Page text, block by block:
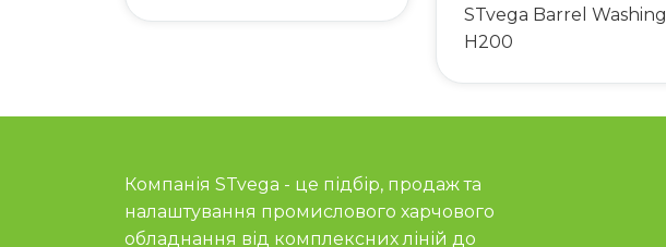
STvega Barrel Washing
H200
Компанія STvega - це підбір, продаж та
налаштування промислового харчового
обладнання від комплексних ліній до